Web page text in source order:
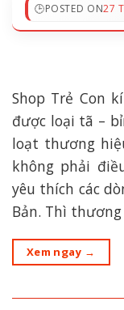
POSTED ON27
Shop Trẻ Con
được loại tã –
loạt thương
không phải
yêu thích các
Bản. Thì
Xem ngay →